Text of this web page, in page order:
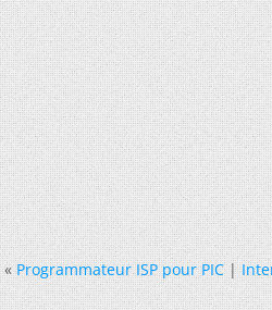
« Programmateur ISP pour PIC|